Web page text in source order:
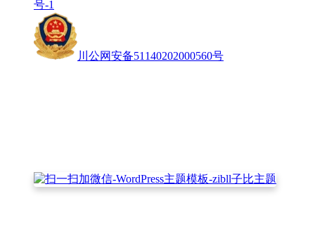
号-1
川公网安备51140202000560号